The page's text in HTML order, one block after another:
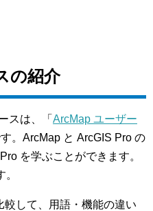
の紹介
スは、「 ArcMap ユーザー
す。ArcMap と ArcGIS Pro の
を学ぶことができます。
較して、用語・機能の違い